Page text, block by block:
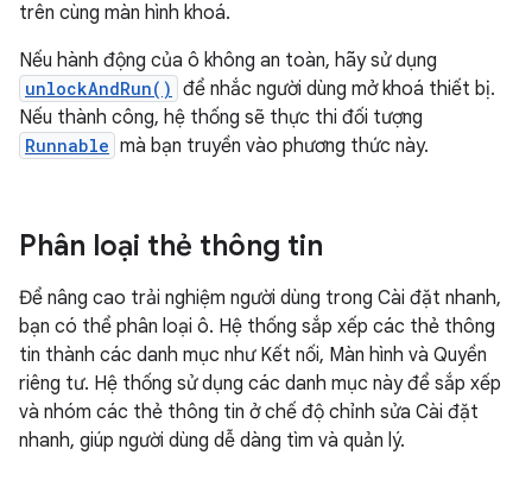
trên cùng màn hình khoá.
Nếu hành động của ô không an toàn, hãy sử dụng
unlockAndRun() để nhắc người dùng mở khoá thiết bị.
Nếu thành công, hệ thống sẽ thực thi đối tượng
Runnable mà bạn truyền vào phương thức này.
Phân loại thẻ thông tin
Để nâng cao trải nghiệm người dùng trong Cài đặt nhanh,
bạn có thể phân loại ô. Hệ thống sắp xếp các thẻ thông
tin thành các danh mục như Kết nối, Màn hình và Quyền
riêng tư. Hệ thống sử dụng các danh mục này để sắp xếp
và nhóm các thẻ thông tin ở chế độ chỉnh sửa Cài đặt
nhanh, giúp người dùng dễ dàng tìm và quản lý.